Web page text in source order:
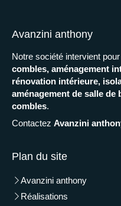
Avanzini anthony
Notre société intervient
combles, aménagement
rénovation intérieure,
aménagement de salle de
combles.
Contactez Avanzini
Plan du site
Avanzini anthony
Réalisations